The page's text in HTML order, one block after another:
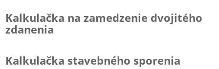
Kalkulačka na zamedzenie dvojitého
zdanenia
Kalkulačka stavebného sporenia